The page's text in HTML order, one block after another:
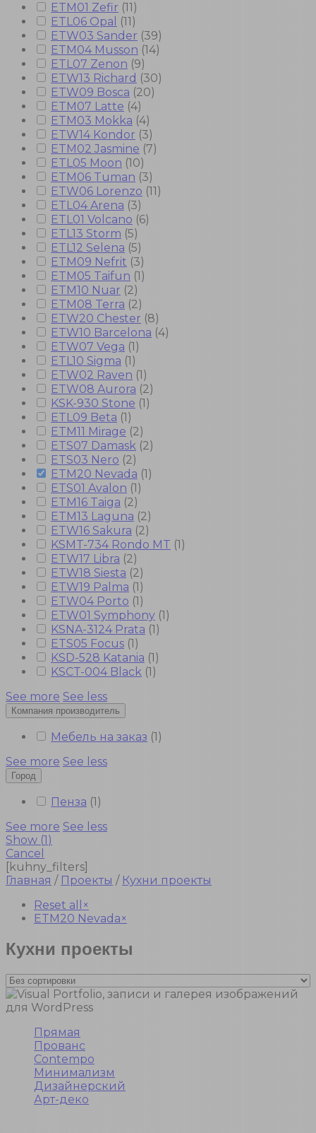
ETM01 Zefir (11)
ETL06 Opal
(11)
ETW03 Sander (39)
ETM04 Musson (14)
ETL07 Zenon (9)
ETW13 Richard (30)
ETW09 Bosca (20)
ETM07 Latte (4)
ETM03 Mokka (4)
ETW14 Kondor (3)
ETM02 Jasmine (7)
ETL05 Moon (10)
ETM06 Tuman (3)
ETW06 Lorenzo (11)
ETL04 Arena (3)
ETL01 Volcano (6)
ETL13 Storm (5)
ETL12 Selena (5)
ETM09 Nefrit (3)
ETM05 Taifun (1)
ETM10 Nuar (2)
ETM08 Terra (2)
ETW20 Chester (8)
ETW10 Barcelona (4)
ETW07 Vega (1)
ETL10 Sigma (1)
ETW02 Raven (1)
ETW08 Aurora (2)
KSK-930 Stone (1)
ETL09 Beta (1)
ETM11 Mirage (2)
ETS07 Damask (2)
ETS03 Nero (2)
ETM20 Nevada (1)
ETS01 Avalon (1)
ETM16 Taiga (2)
ETM13 Laguna (2)
ETW16 Sakura (2)
KSMT-734 Rondo MT (1)
ETW17 Libra (2)
ETW18 Siesta (2)
ETW19 Palma (1)
ETW04 Porto (1)
ETW01 Symphony (1)
KSNA-3124 Prata (1)
ETS05 Focus (1)
KSD-528 Katania (1)
KSCT-004 Black (1)
See more See less
Компания производитель
Мебель на заказ (1)
See more See less
Город
Пенза (1)
See more See less
Show (1)
Cancel
[kuhny_filters]
Главная / Проекты / Кухни проекты
Reset all
×
ETM20 Nevada×
Кухни проекты
Прямая
Прованс
Contempo
Минимализм
Дизайнерский
Арт-деко